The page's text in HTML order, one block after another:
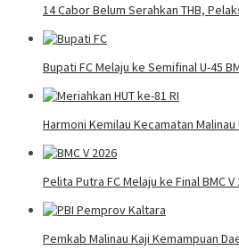
14 Cabor Belum Serahkan THB,
Bupati FC Melaju ke Semifinal U-45
Harmoni Kemilau Kecamatan
Pelita Putra FC Melaju ke Final BMC
Pemkab Malinau Kaji Kemampuan